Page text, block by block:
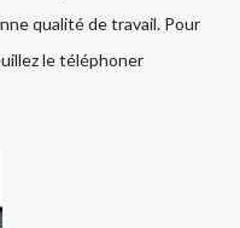
qualité de travail. Pour
le téléphoner